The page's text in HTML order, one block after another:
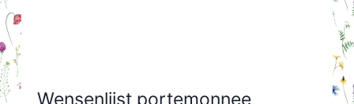
Wensenlijst portemonnee